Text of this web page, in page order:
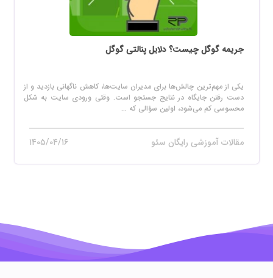
جریمه گوگل چیست؟ دلایل پنالتی گوگل
یکی از مهم‌ترین چالش‌ها برای مدیران سایت‌ها، کاهش ناگهانی بازدید و از
دست رفتن جایگاه در نتایج جستجو است. وقتی ورودی سایت به شکل
محسوسی کم می‌شود، اولین سؤالی که ...
مقالات آموزشی رایگان سئو ۱۴۰۵/۰۴/۱۶